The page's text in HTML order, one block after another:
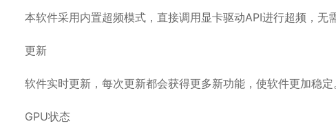
本软件采用内置超频模式，直接调用显卡驱动API进行超频，无
更新
软件实时更新，每次更新都会获得更多新功能，使软件更加稳定
GPU状态